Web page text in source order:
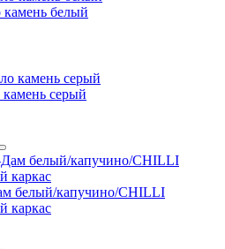
камень белый
серый
белый/капучино/CHILLI
каркас